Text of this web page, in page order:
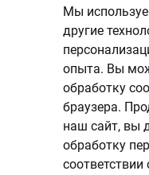
Мы
другие
опыта. Вы
обработку
браузера.
наш сайт, вы
обработку